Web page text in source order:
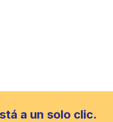
a un solo clic.